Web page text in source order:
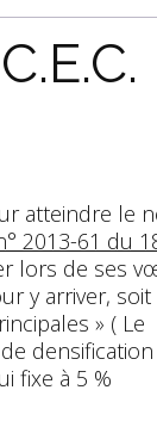
atteindre le
2013-61 du
lors de ses
y arriver, soit
» ( Le
fixe à 5 %